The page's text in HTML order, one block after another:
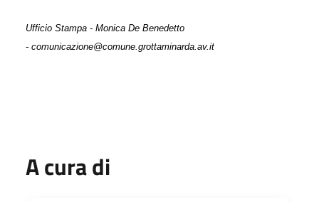
Ufficio Stampa - Monica De Benedetto
- comunicazione@comune.grottaminarda.av.it
A cura di